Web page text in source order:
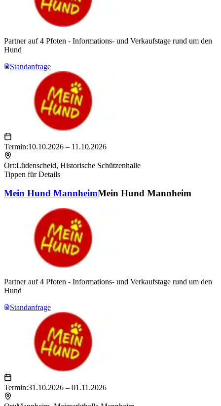
Partner auf 4 Pfoten - Informations- und Verkaufstage rund um den
Hund
Standanfrage
Termin:10.10.2026 – 11.10.2026
Ort:Lüdenscheid, Historische Schützenhalle
Tippen für Details
Mein Hund MannheimMein Hund Mannheim
Partner auf 4 Pfoten - Informations- und Verkaufstage rund um den
Hund
Standanfrage
Termin:31.10.2026 – 01.11.2026